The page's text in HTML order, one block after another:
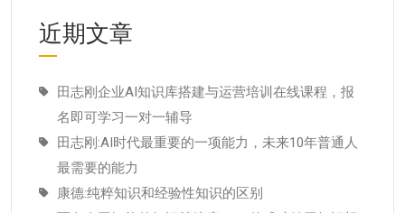
近期文章
田志刚企业AI知识库搭建与运营培训在线课程，报
名即可学习一对一辅导
田志刚:AI时代最重要的一项能力，未来10年普通人
最需要的能力
康德:纯粹知识和经验性知识的区别